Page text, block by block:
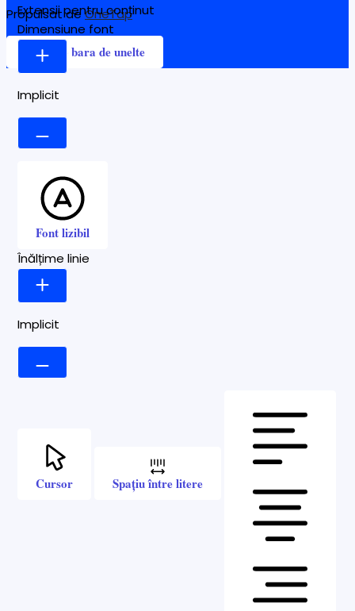
Propulsat deOneTap
Ascunde bara de unelte
Extensii pentru conținut
Dimensiune font
Implicit
Font lizibil
Înălțime linie
Implicit
Cursor Spațiu între litere